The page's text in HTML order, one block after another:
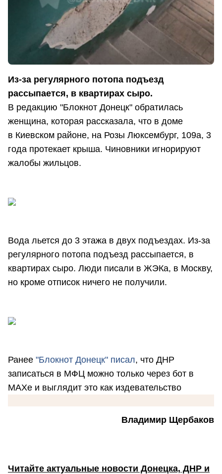
Из-за регулярного потопа подъезд
рассыпается, в квартирах сыро.
В редакцию "Блокнот Донецк" обратилась
женщина, которая рассказала, что в доме
в Киевском районе, на Розы Люксембург, 109а, 3
года протекает крыша. Чиновники игнорируют
жалобы жильцов.
Вода льется до 3 этажа в двух подъездах. Из-за
регулярного потопа подъезд рассыпается, в
квартирах сыро. Люди писали в ЖЭКа, в Москву,
но кроме отписок ничего не получили.
Ранее "Блокнот Донецк" писал, что ДНР
записаться в МФЦ можно только через бот в
МАХе и выглядит это как издевательство
Владимир Щербаков
Читайте актуальные новости Донецка, ДНР и